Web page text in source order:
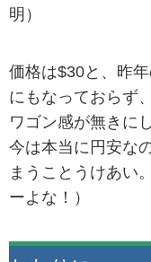
明）
価格は$30と、昨
にもなっておらず
ワゴン感が無きに
今は本当に円安な
まうことうけあい
ーよな！）